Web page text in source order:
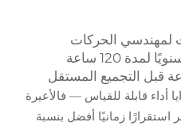
120 ساعة
أداء قابلة للقياس — فالأعيرة
استقرارًا زمانيًا أفضل بنسبة